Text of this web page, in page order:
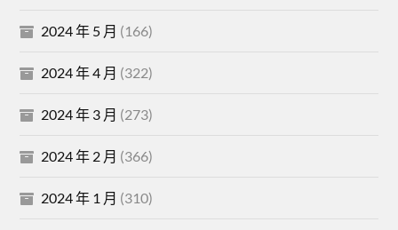
2024 年 5 月 (166)
2024 年 4 月 (322)
2024 年 3 月 (273)
2024 年 2 月 (366)
2024 年 1 月 (310)